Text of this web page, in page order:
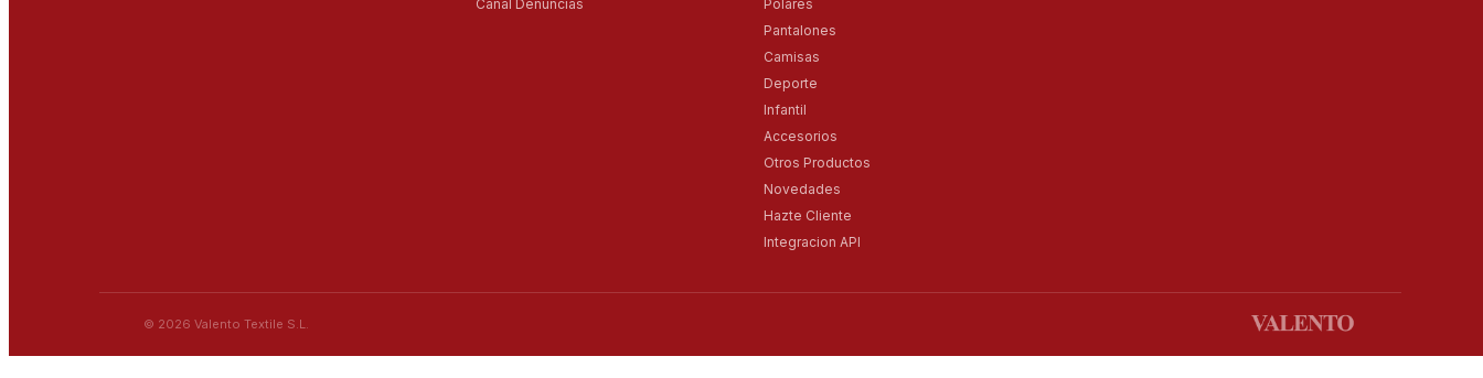
Canal Denuncias
Polares
Pantalones
Camisas
Deporte
Infantil
Accesorios
Otros Productos
Novedades
Hazte Cliente
Integracion API
© 2026 Valento Textile S.L.